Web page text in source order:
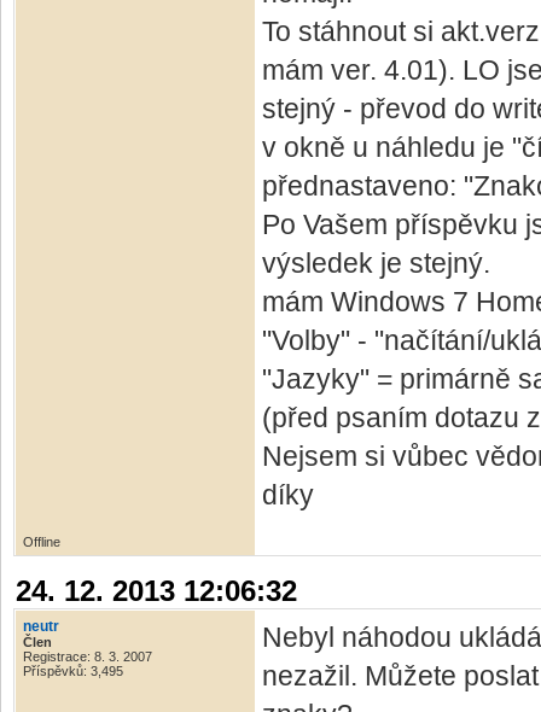
To stáhnout si
mám ver. 4.01). LO
stejný - převod do
v okně u náhledu je
přednastaveno:
Po Vašem příspěvku
výsledek je stejný.
mám Windows 7
"Volby" - "načítání/
"Jazyky" = primárně
(před psaním dotazu
Nejsem si vůbec
díky
Offline
24. 12. 2013 12:06:32
neutr
Člen
Registrace: 8. 3. 2007
Příspěvků: 3,495
Nebyl náhodou
nezažil. Můžete